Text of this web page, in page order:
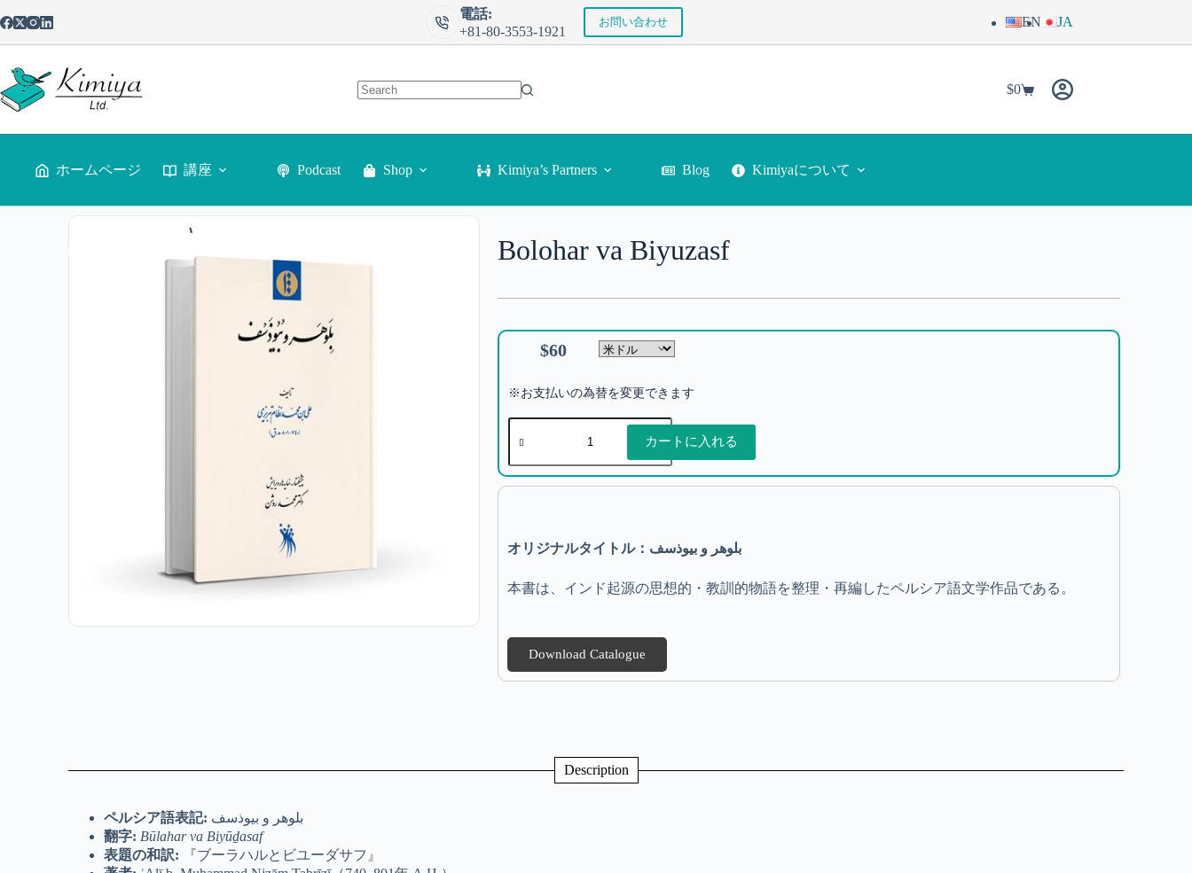
電話:
+81-80-3553-1921
お問い合わせ EN JA
$0
ホームページ 講座 Podcast Shop Kimiya’s Partners Blog Kimiyaについて
Bolohar va Biyuzasf
$60
※お支払いの為替を変更できます
カートに入れる
オリジナルタイトル：بلوهر و بیوذسف
本書は、インド起源の思想的・教訓的物語を整理・再編したペルシア語文学作品である。
Download Catalogue
Description
ペルシア語表記: بلوهر و بیوذسف
翻字: Būlahar va Biyūḏasaf
表題の和訳: 『ブーラハルとビユーダサフ』